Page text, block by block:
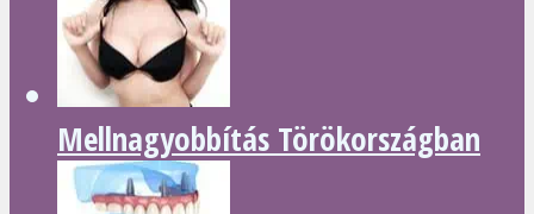
Mellnagyobbítás Törökországban